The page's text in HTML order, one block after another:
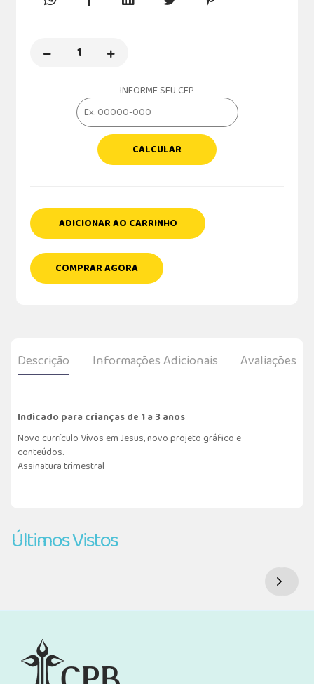
INFORME SEU CEP
CALCULAR
ADICIONAR AO CARRINHO
COMPRAR AGORA
Descrição Informações Adicionais Avaliações
Indicado para crianças de 1 a 3 anos
Novo currículo Vivos em Jesus, novo projeto gráfico e
conteúdos.
Assinatura trimestral
Últimos Vistos